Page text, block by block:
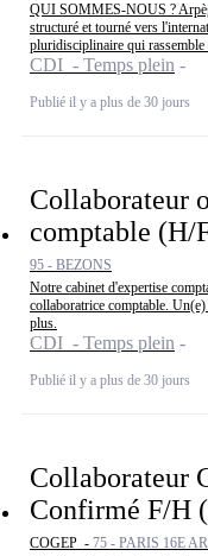
QUI SOMMES-NOUS ?
structuré et tourné vers
pluridisciplinaire qui rassemble
CDI - Temps plein
Publié il y a plus de 30 jours
Collaborateur
comptable (H/
95 - BEZONS
Notre cabinet d'expertise
collaboratrice comptable.
plus.
CDI - Temps plein
Publié il y a plus de 30 jours
Collaborateur
Confirmé F/H
COGEP - 75 - PARIS 16E